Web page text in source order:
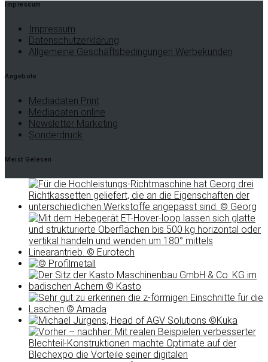
Impressum
Impressum
Datenschutzerklärung
Allgemeine Geschäftsbedingungen Werbekunden
Angebote
Mediadaten Print
Mediadaten online
Newsletter Marketing
Sonderdruck
Meist Gelesen